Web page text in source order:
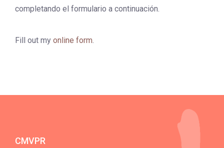
completando el formulario a continuación.
Fill out my online form.
CMVPR